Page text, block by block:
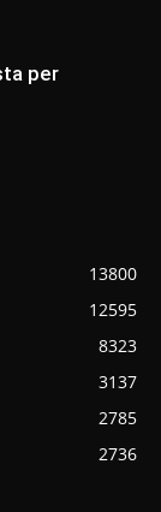
per
13800
12595
8323
3137
2785
2736